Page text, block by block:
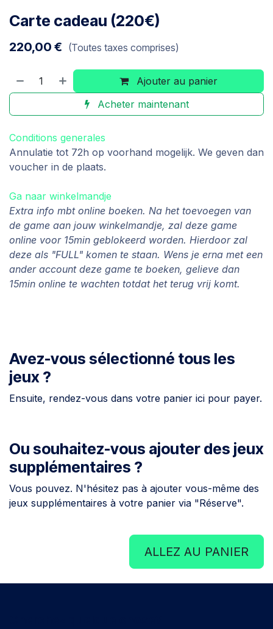
Carte cadeau (220€)
220,00 € (Toutes taxes comprises)
Ajouter au panier
Acheter maintenant
Conditions generales
Annulatie tot 72h op voorhand mogelijk. We geven dan
voucher in de plaats.
Ga naar winkelmandje
Extra info mbt online boeken. Na het toevoegen van
de game aan jouw winkelmandje, zal deze game
online voor 15min geblokeerd worden. Hierdoor zal
deze als "FULL" komen te staan. Wens je erna met een
ander account deze game te boeken, gelieve dan
15min online te wachten totdat het terug vrij komt.
Avez-vous sélectionné tous les
jeux ?
Ensuite, rendez-vous dans votre panier ici pour payer.
Ou souhaitez-vous ajouter des jeux
supplémentaires ?
Vous pouvez. N'hésitez pas à ajouter vous-même des
jeux supplémentaires à votre panier via "Réserve".
ALLEZ AU PANIER